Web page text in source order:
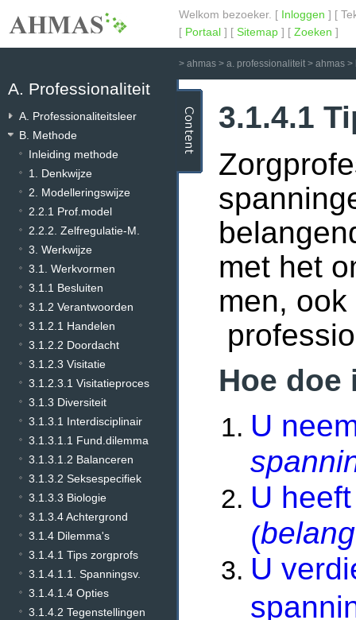
Welkom bezoeker. [ Inloggen ] [
[ Portaal ] [ Sitemap ] [ Zoeken ]
> ahmas > a. professionaliteit > ahmas >
A. Professionaliteit
A. Professionaliteitsleer
B. Methode
Inleiding methode
1. Denkwijze
2. Modelleringswijze
2.2.1 Prof.model
2.2.2. Zelfregulatie-M.
3. Werkwijze
3.1. Werkvormen
3.1.1 Besluiten
3.1.2 Verantwoorden
3.1.2.1 Handelen
3.1.2.2 Doordacht
3.1.2.3 Visitatie
3.1.2.3.1 Visitatieproces
3.1.3 Diversiteit
3.1.3.1 Interdisciplinair
3.1.3.1.1 Fund.dilemma
3.1.3.1.2 Balanceren
3.1.3.2 Seksespecifiek
3.1.3.3 Biologie
3.1.3.4 Achtergrond
3.1.4 Dilemma's
3.1.4.1 Tips zorgprofs
3.1.4.1.1. Spanningsv.
3.1.4.1.4 Opties
3.1.4.2 Tegenstellingen
3.1.4.1
met het
men,
Hoe doe
U
U
(
U